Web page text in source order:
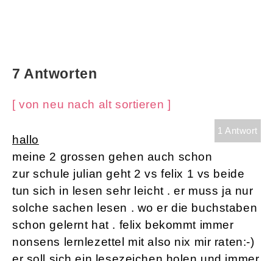
7 Antworten
[ von neu nach alt sortieren ]
1 Antwort
hallo
meine 2 grossen gehen auch schon
zur schule julian geht 2 vs felix 1 vs beide
tun sich in lesen sehr leicht . er muss ja nur
solche sachen lesen . wo er die buchstaben
schon gelernt hat . felix bekommt immer
nonsens lernlezettel mit also nix mir raten:-)